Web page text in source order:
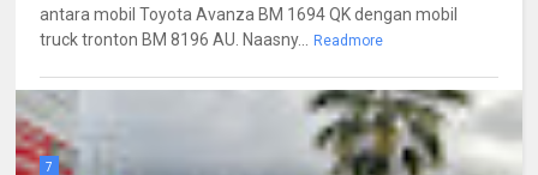
antara mobil Toyota Avanza BM 1694 QK dengan mobil
truck tronton BM 8196 AU. Naasny...
Readmore
7